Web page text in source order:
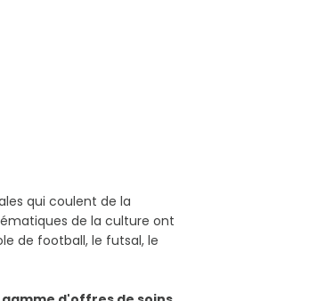
qui coulent de la
de la culture ont
de football, le futsal, le